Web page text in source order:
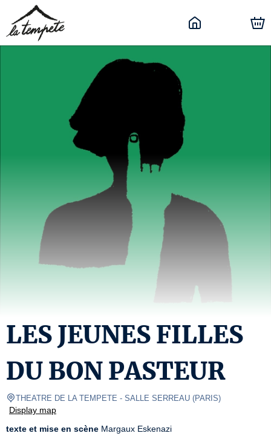
LES JEUNES FILLES
DU BON PASTEUR
THEATRE DE LA TEMPETE - SALLE SERREAU (PARIS)
Display map
texte et mise en scène Margaux Eskenazi